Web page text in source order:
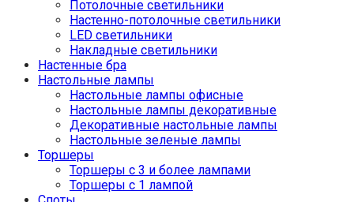
Потолочные светильники
Настенно-потолочные светильники
LED светильники
Накладные светильники
Настенные бра
Настольные лампы
Настольные лампы офисные
Настольные лампы декоративные
Декоративные настольные лампы
Настольные зеленые лампы
Торшеры
Торшеры с 3 и более лампами
Торшеры с 1 лампой